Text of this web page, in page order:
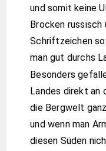
und somit keine
Brocken russisch
Schriftzeichen
man gut durchs
Besonders
Landes direkt an
die Bergwelt
und wenn man
diesen Süden